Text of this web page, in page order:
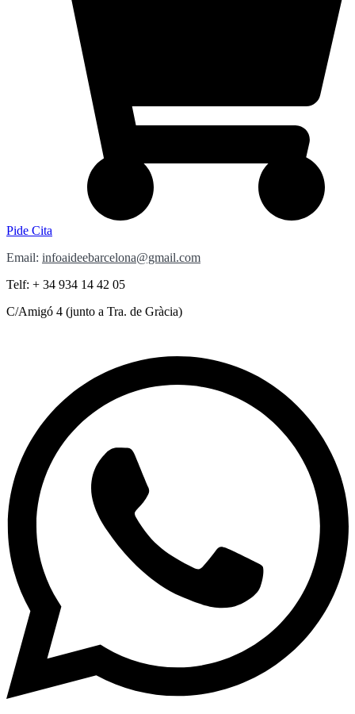
Pide Cita
Email: infoaideebarcelona@gmail.com
Telf: + 34 934 14 42 05
C/Amigó 4 (junto a Tra. de Gràcia)